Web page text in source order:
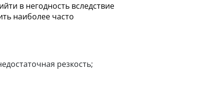
в негодность вследствие
наиболее часто
резкость;